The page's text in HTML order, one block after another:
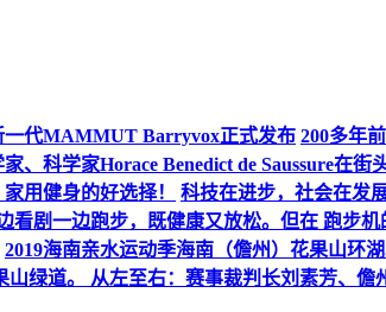
一代MAMMUT Barryvox正式发布 200多年
、科学家Horace Benedict de Saussure在
用健身的好选择！
科技在进步，社会在发
剧一边跑步，既健康又放松。但在 跑步机
2019海南亲水运动季海南（儋州）花果山环
绿道。 从左至右：赛事裁判长刘素芳、